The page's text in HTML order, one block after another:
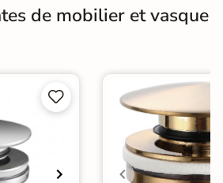
de mobilier et vasque

